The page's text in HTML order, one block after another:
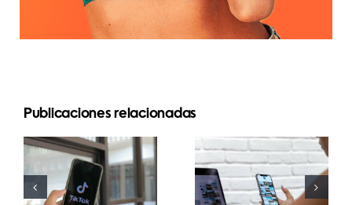
Publicaciones relacionadas
Maximizar el
alcance:
Herramientas
plataformas
para
encontrar